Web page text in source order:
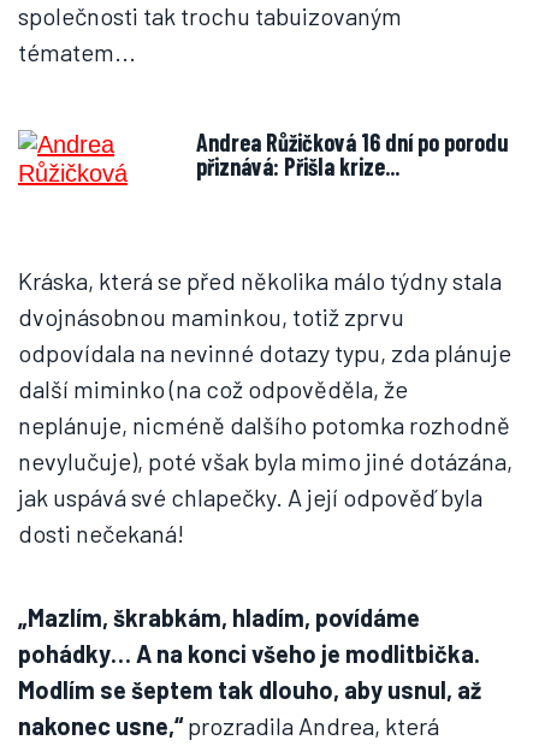
společnosti tak trochu tabuizovaným
tématem...
Andrea Růžičková 16 dní po porodu
přiznává: Přišla krize...
Kráska, která se před několika málo týdny stala
dvojnásobnou maminkou, totiž zprvu
odpovídala na nevinné dotazy typu, zda plánuje
další miminko (na což odpověděla, že
neplánuje, nicméně dalšího potomka rozhodně
nevylučuje), poté však byla mimo jiné dotázána,
jak uspává své chlapečky. A její odpověď byla
dosti nečekaná!
„Mazlím, škrabkám, hladím, povídáme
pohádky… A na konci všeho je modlitbička.
Modlím se šeptem tak dlouho, aby usnul, až
nakonec usne,“prozradila Andrea, která